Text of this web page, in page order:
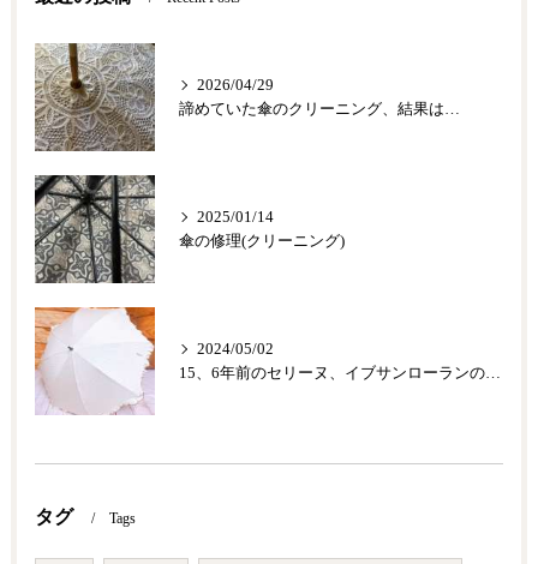
2026/04/29
諦めていた傘のクリーニング、結果は…
2025/01/14
傘の修理(クリーニング)
2024/05/02
15、6年前のセリーヌ、イブサンローランの傘のリメイク？…後編
タグ Tags